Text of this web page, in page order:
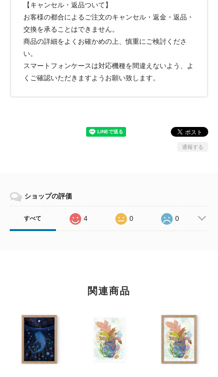
【キャンセル・返品ついて】
お客様の都合によるご注文のキャンセル・返金・返品・
交換を承ることはできません。
商品の詳細をよくお確かめの上、慎重にご検討くださ
い。
スマートフォンケースは対応機種を間違えないよう、よ
くご確認いただきますようお願い致します。
通報する
ショップの評価
すべて 4 0 0
関連商品